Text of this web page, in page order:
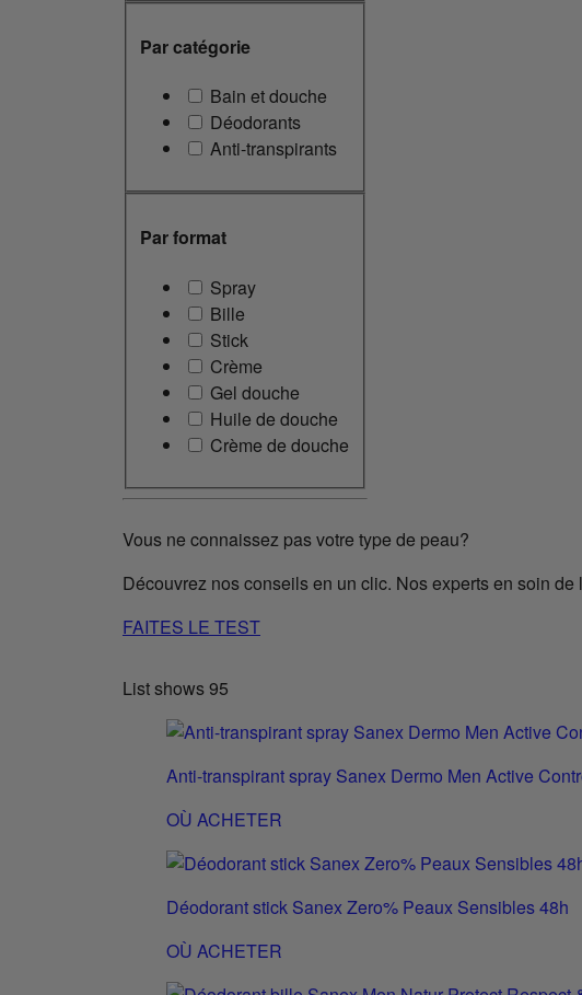
Par catégorie
Bain et douche
Déodorants
Anti-transpirants
Par format
Spray
Bille
Stick
Crème
Gel douche
Huile de douche
Crème de douche
Vous ne connaissez pas votre type de peau?
Découvrez nos conseils en un clic. Nos experts en soin
FAITES LE TEST
List shows95
Anti-transpirant spray Sanex Dermo Men Active
OÙ ACHETER
Déodorant stick Sanex Zero% Peaux Sensibles 48h
OÙ ACHETER